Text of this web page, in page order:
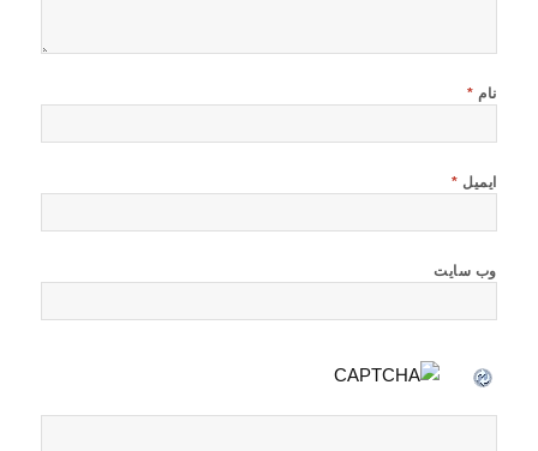
نام *
ایمیل *
وب‌ سایت